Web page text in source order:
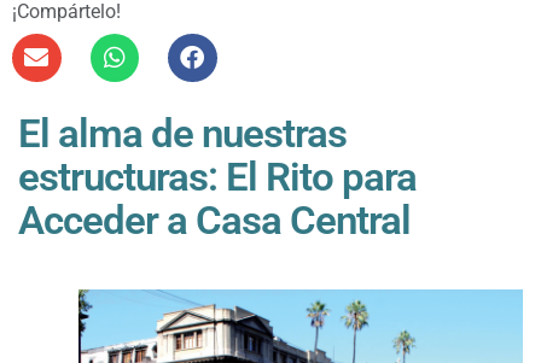
¡Compártelo!
El alma de nuestras
estructuras: El Rito para
Acceder a Casa Central